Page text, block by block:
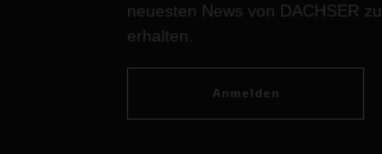
neuesten News von DACHSER zu
erhalten.
Anmelden